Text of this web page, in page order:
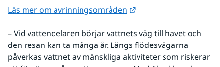
Läs mer om avrinningsområden
– Vid vattendelaren börjar vattnets väg till havet och
den resan kan ta många år. Längs flödesvägarna
påverkas vattnet av mänskliga aktiviteter som riskerar